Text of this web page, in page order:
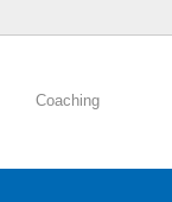
Coaching